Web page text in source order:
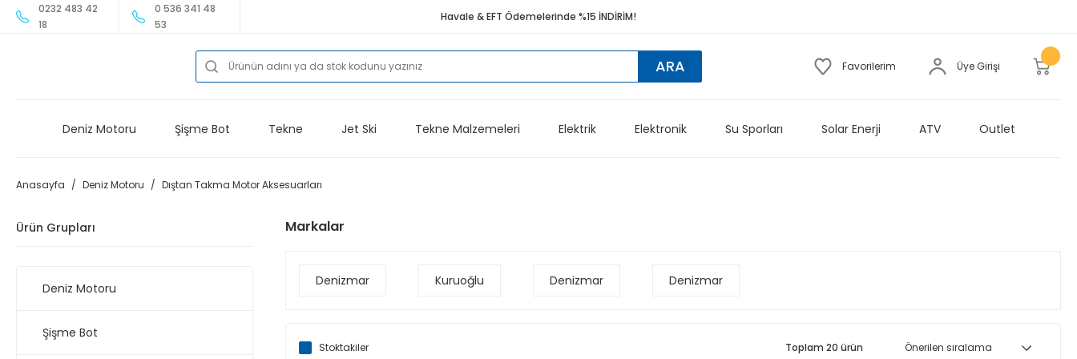
0232 483 42
18
0 536 341 48
53
Havale & EFT Ödemelerinde %15 İNDİRİM!
ARA Favorilerim Üye Girişi
Deniz Motoru Şişme Bot Tekne Jet Ski Tekne Malzemeleri Elektrik Elektronik Su Sporları Solar Enerji ATV Outlet
Anasayfa Deniz Motoru Dıştan Takma Motor Aksesuarları
Ürün Grupları
Deniz Motoru
Şişme Bot
Markalar
Denizmar Kuruoğlu Denizmar Denizmar
Stoktakiler Toplam 20 ürün